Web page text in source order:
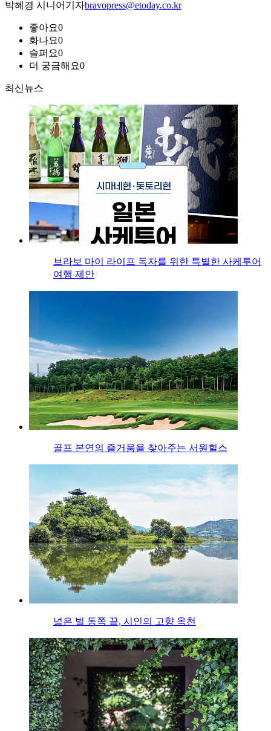
박혜경 시니어기자bravopress@etoday.co.kr
좋아요0
화나요0
슬퍼요0
더 궁금해요0
최신뉴스
브라보 마이 라이프 독자를 위한 특별한 사케투어
여행 제안
골프 본연의 즐거움을 찾아주는 서원힐스
넓은 벌 동쪽 끝, 시인의 고향 옥천